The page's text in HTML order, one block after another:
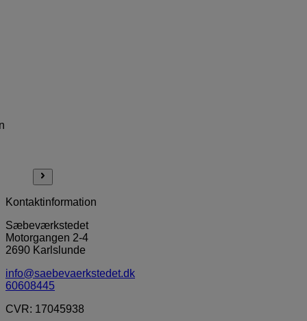
Kontaktinformation
Sæbeværkstedet
Motorgangen 2-4
2690 Karlslunde
info@saebevaerkstedet.dk
60608445
CVR: 17045938